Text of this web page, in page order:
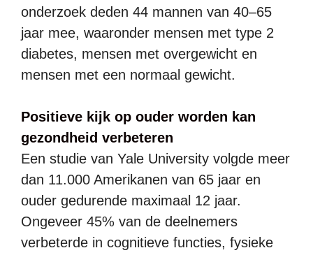
onderzoek deden 44 mannen van 40–65
jaar mee, waaronder mensen met type 2
diabetes, mensen met overgewicht en
mensen met een normaal gewicht.
Positieve kijk op ouder worden kan
gezondheid verbeteren
Een studie van Yale University volgde meer
dan 11.000 Amerikanen van 65 jaar en
ouder gedurende maximaal 12 jaar.
Ongeveer 45% van de deelnemers
verbeterde in cognitieve functies, fysieke